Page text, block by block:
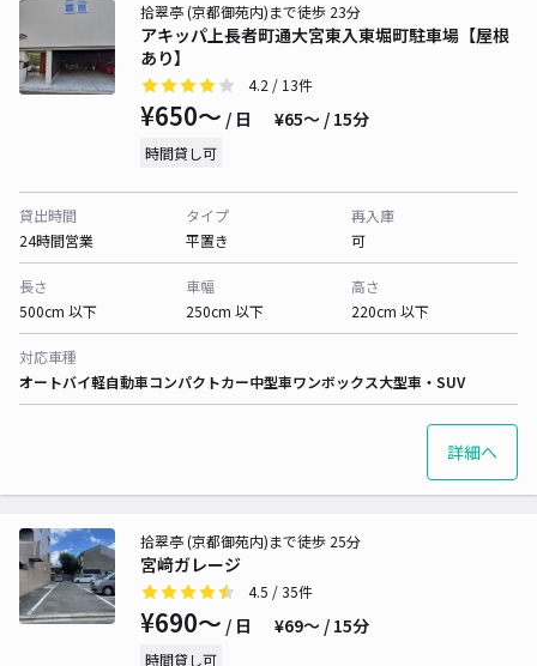
アキッパ上長者町通大宮東入東堀町駐車場【屋根
あり】
拾翠亭 (京都御苑内)まで徒歩 23分
4.2 / 13件
¥650〜 / 日 ¥65〜 / 15分
時間貸し可
貸出時間
24時間営業
タイプ
平置き
再入庫
可
長さ
500cm 以下
車幅
250cm 以下
高さ
220cm 以下
対応車種
オートバイ軽自動車コンパクトカー中型車ワンボックス大型車・SUV
詳細へ
宮﨑ガレージ
拾翠亭 (京都御苑内)まで徒歩 25分
4.5 / 35件
¥690〜 / 日 ¥69〜 / 15分
時間貸し可